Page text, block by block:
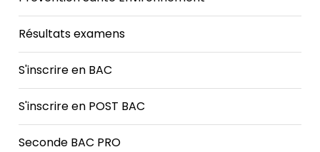
Résultats examens
S'inscrire en BAC
S'inscrire en POST BAC
Seconde BAC PRO